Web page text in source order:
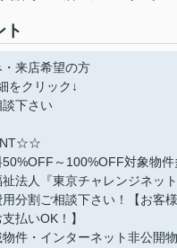
ト
・来店希望の方
をクリック↓
下さい
～100%OFF対象物件
法人『東京チャレンジネット
分割ご相談下さい！【お客
払いOK！】
件・インターネット非公開